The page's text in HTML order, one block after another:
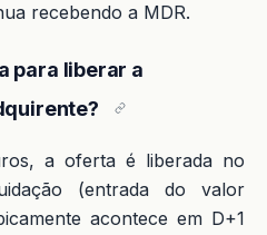
recebendo a MDR.
para liberar a
a oferta é liberada no
(entrada do valor
acontece em D+1